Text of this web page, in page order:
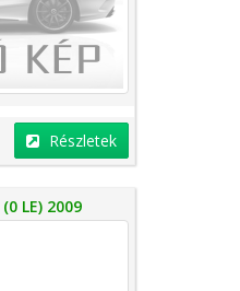
Részletek
(0 LE) 2009